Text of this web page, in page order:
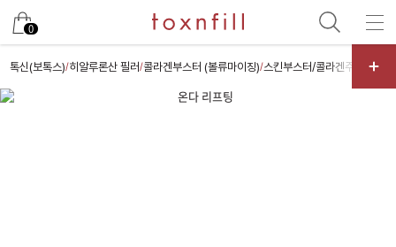
0
톡신(보톡스)/히알루론산 필러/콜라겐부스터 (볼류마이징)/스킨부스터/콜라겐주사 레이
카카